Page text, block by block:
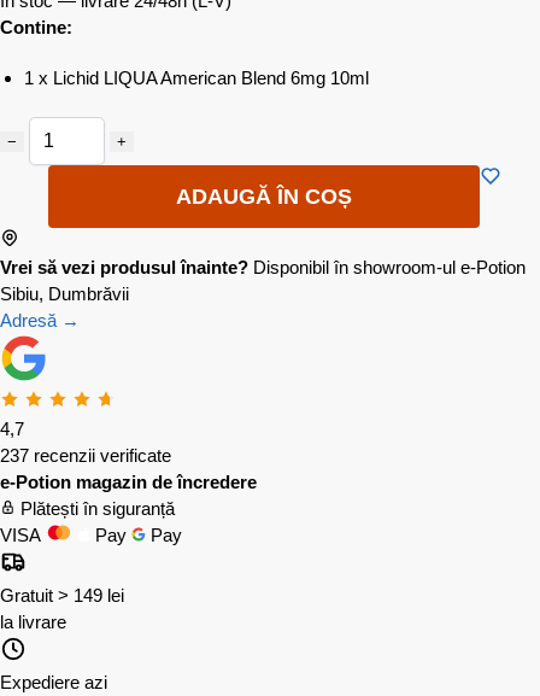
Contine:
1 x Lichid LIQUA American Blend 6mg 10ml
− +
ADAUGĂ ÎN COȘ
Vrei să vezi produsul înainte? Disponibil în showroom-ul e-Potion
Sibiu, Dumbrăvii
Adresă →
4,7
237 recenzii verificate
e-Potion magazin de încredere
Plătești în siguranță
VISA
Pay Pay
Gratuit > 149 lei
la livrare
Expediere azi